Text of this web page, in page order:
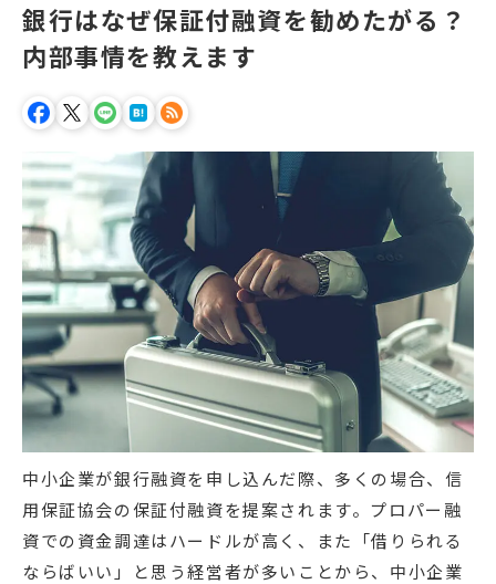
銀行はなぜ保証付融資を勧めたがる？
内部事情を教えます
中小企業が銀行融資を申し込んだ際、多くの場合、信
用保証協会の保証付融資を提案されます。プロパー融
資での資金調達はハードルが高く、また「借りられる
ならばいい」と思う経営者が多いことから、中小企業